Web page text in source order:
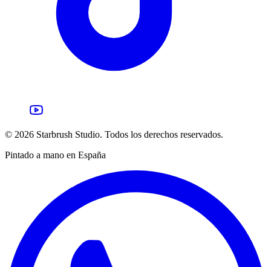
© 2026 Starbrush Studio. Todos los derechos reservados.
Pintado a mano en España